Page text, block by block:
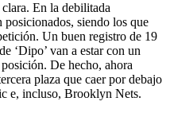
En la debilitada
posicionados, siendo los que
Un buen registro de 19
‘Dipo’ van a estar con un
De hecho, ahora
plaza que caer por debajo
e, incluso, Brooklyn Nets.